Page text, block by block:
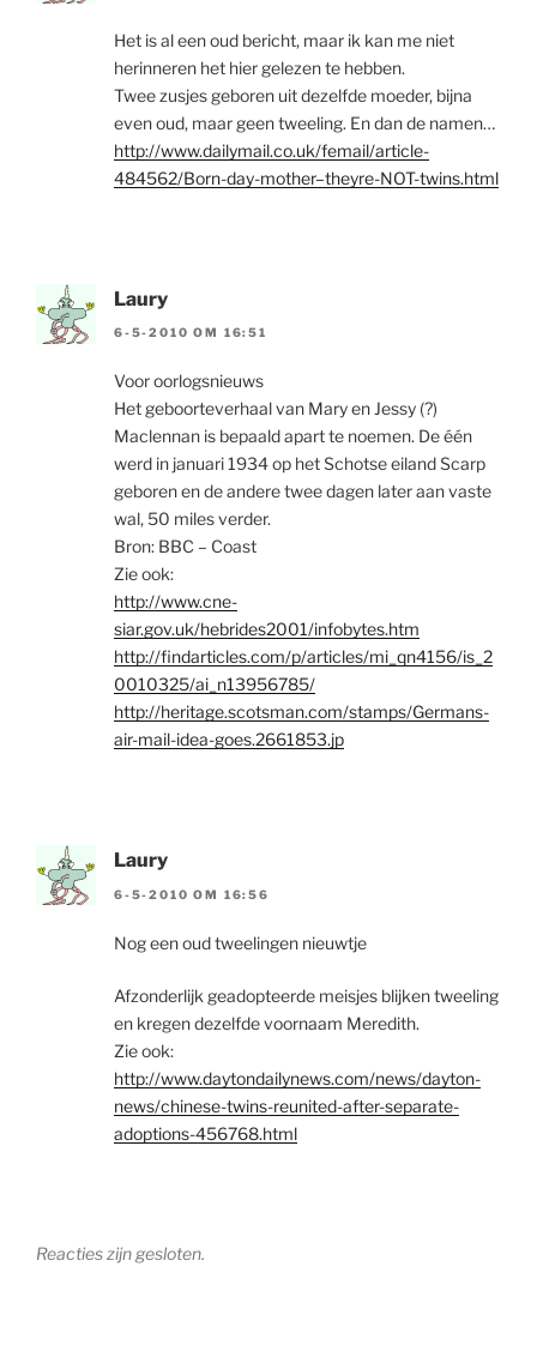
Het is al een oud bericht, maar ik kan me niet
herinneren het hier gelezen te hebben.
Twee zusjes geboren uit dezelfde moeder, bijna
even oud, maar geen tweeling. En dan de namen…
http://www.dailymail.co.uk/femail/article-
484562/Born-day-mother–theyre-NOT-twins.html
Laury
6-5-2010 OM 16:51
Voor oorlogsnieuws
Het geboorteverhaal van Mary en Jessy (?)
Maclennan is bepaald apart te noemen. De één
werd in januari 1934 op het Schotse eiland Scarp
geboren en de andere twee dagen later aan vaste
wal, 50 miles verder.
Bron: BBC – Coast
Zie ook:
http://www.cne-
siar.gov.uk/hebrides2001/infobytes.htm
http://findarticles.com/p/articles/mi_qn4156/is_2
0010325/ai_n13956785/
http://heritage.scotsman.com/stamps/Germans-
air-mail-idea-goes.2661853.jp
Laury
6-5-2010 OM 16:56
Nog een oud tweelingen nieuwtje
Afzonderlijk geadopteerde meisjes blijken tweeling
en kregen dezelfde voornaam Meredith.
Zie ook:
http://www.daytondailynews.com/news/dayton-
news/chinese-twins-reunited-after-separate-
adoptions-456768.html
Reacties zijn gesloten.